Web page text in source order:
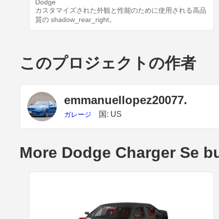
Dodge
カスタマイズされた外観と性能のために使用される高品
質の shadow_rear_right。
このプロジェクトの作者
emmanuellopez20077.
ガレージ 国: US
More Dodge Charger Se